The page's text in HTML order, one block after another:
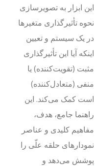
این ابزار به تصویرسازی
نحوه تأثیرگذاری متغیرها
در یک سیستم و تعیین
اینکه آیا این تأثیرگذاری
مثبت (تقویت‌کننده) یا
منفی (متعادل‌کننده)
است کمک می‌کند. این
راهنما جامع، هدف،
مفاهیم کلیدی و عناصر
نمودارهای حلقه علّی را
پوشش می‌دهد و